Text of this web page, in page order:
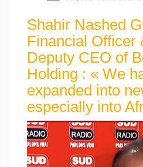
Shahir Nashed
Financial Officer
Deputy CEO of
Holding : « We
expanded into
especially into